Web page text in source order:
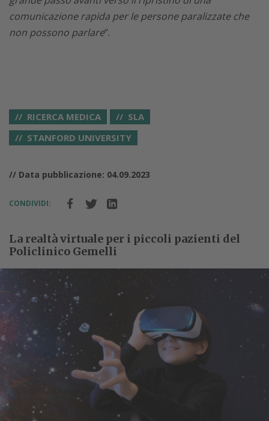
comunicazione rapida per le persone paralizzate che
non possono parlare“.
RICERCA MEDICA
SLA
STANFORD UNIVERSITY
// Data pubblicazione: 04.09.2023
CONDIVIDI:
La realtà virtuale per i piccoli pazienti del
Policlinico Gemelli